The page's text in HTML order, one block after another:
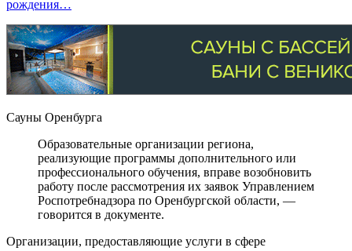
рождения…
Сауны Оренбурга
Образовательные организации региона,
реализующие программы дополнительного или
профессионального обучения, вправе возобновить
работу после рассмотрения их заявок Управлением
Роспотребнадзора по Оренбургской области, —
говорится в документе.
Организации, предоставляющие услуги в сфере